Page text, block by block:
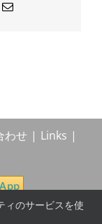
Email
わせ
Links
ィのサービスを使